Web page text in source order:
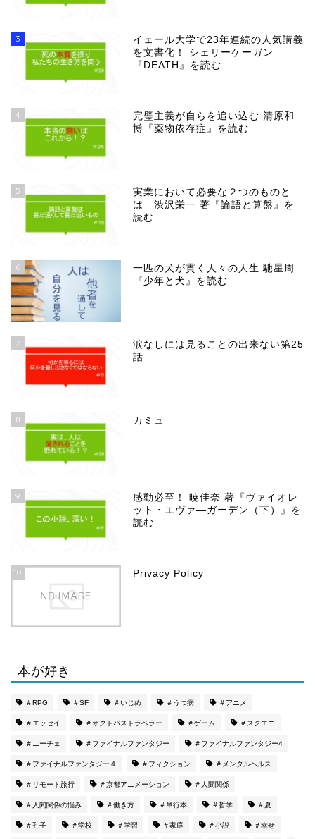
3
イェール大学で23年連続の人気講義
を文書化！ シェリーケーガン
『DEATH』を読む
4
完璧主義が自らを追い込む 清原和
博『薬物依存症』を読む
5
実業において必要な２つのものと
は 渋沢栄一 著『論語と算盤』を
読む
6
一匹の犬が貫く人々の人生 馳星周
『少年と犬』を読む
7
涙なしには見ることの出来ない第25
話
8 カミュ
9
感動必至！ 暁佳奈 著『ヴァイオレ
ット・エヴァ―ガーデン（下）』を
読む
10 Privacy Policy
本が好き
＃RPG ＃SF ＃いじめ ＃うつ病 ＃アニメ
＃エッセイ ＃オクトパストラベラー ＃ゲーム ＃スクエニ
＃ニーチェ ＃ファイナルファンタジー ＃ファイナルファンタジー4
＃ファイナルファンタジー４ ＃フィクション ＃メンタルヘルス
＃リモート旅行 ＃京都アニメーション ＃人間関係
＃人間関係の悩み ＃働き方 ＃単行本 ＃哲学 ＃夏
＃孔子 ＃学校 ＃学習 ＃家庭 ＃小説 ＃幸せ
プロフィール
Privacy Policy
特定商取引法に基づく表記